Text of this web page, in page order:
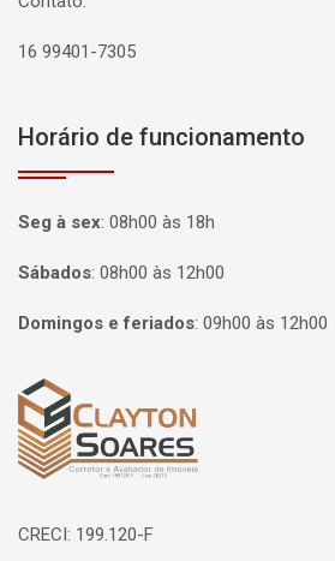
16 99401-7305
Horário de funcionamento
Seg à sex: 08h00 às 18h
Sábados: 08h00 às 12h00
Domingos e feriados: 09h00 às 12h00
Página inicial
CRECI: 199.120-F